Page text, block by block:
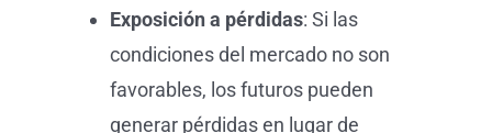
Exposición a pérdidas: Si las
condiciones del mercado no son
favorables, los futuros pueden
generar pérdidas en lugar de